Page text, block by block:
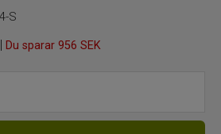
S
| Du sparar 956 SEK